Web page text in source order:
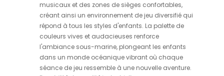
musicaux et des zones de sièges confortables,
créant ainsi un environnement de jeu diversifié qui
répond à tous les styles d'enfants. La palette de
couleurs vives et audacieuses renforce
l'ambiance sous-marine, plongeant les enfants
dans un monde océanique vibrant où chaque
séance de jeu ressemble à une nouvelle aventure.